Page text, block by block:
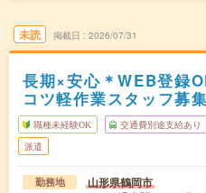
未読 掲載日 2026/07/31
長期×安心＊WEB登録
コツ軽作業スタッフ募集
職種未経験OK 交通費別途支給あり
派遣
勤務地 山形県鶴岡市